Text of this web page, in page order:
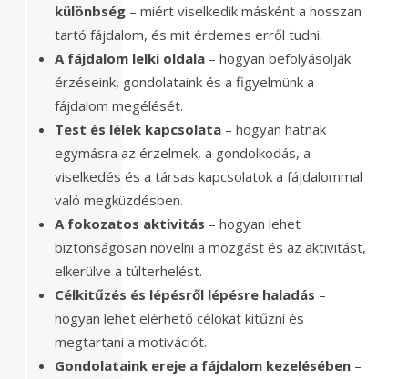
különbség– miért viselkedik másként a hosszan
tartó fájdalom, és mit érdemes erről tudni.
A fájdalom lelki oldala– hogyan befolyásolják
érzéseink, gondolataink és a figyelmünk a
fájdalom megélését.
Test és lélek kapcsolata– hogyan hatnak
egymásra az érzelmek, a gondolkodás, a
viselkedés és a társas kapcsolatok a fájdalommal
való megküzdésben.
A fokozatos aktivitás – hogyan lehet
biztonságosan növelni a mozgást és az aktivitást,
elkerülve a túlterhelést.
Célkitűzés és lépésről lépésre haladás –
hogyan lehet elérhető célokat kitűzni és
megtartani a motivációt.
Gondolataink ereje a fájdalom kezelésében–